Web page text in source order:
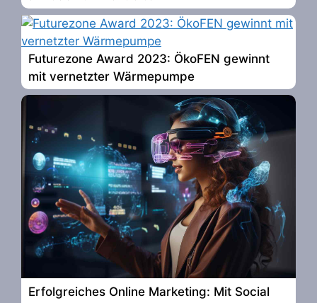
Futurezone Award 2023: ÖkoFEN gewinnt
mit vernetzter Wärmepumpe
Erfolgreiches Online Marketing: Mit Social